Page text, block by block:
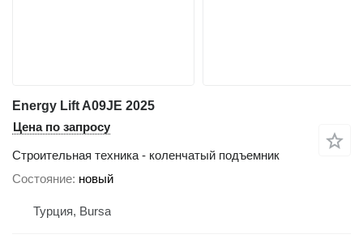
Energy Lift A09JE 2025
Цена по запросу
Строительная техника - коленчатый подъемник
Состояние новый
Турция, Bursa